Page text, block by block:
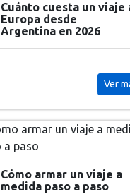
Cuánto cuesta un viaje
Europa desde
Argentina en 2026
Ver
Cómo armar un viaje a
medida paso a paso